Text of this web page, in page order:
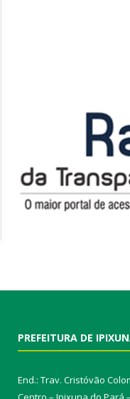
PREFEITURA DE
End.: Trav. Cristóvão